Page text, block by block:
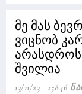
მე მას
ვიცნობ
არასდროს
შვილია
13/11/23 25846